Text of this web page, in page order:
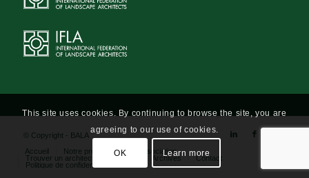
© Copyright - BALA
Accueil
Notre profession
L’association
Trouver un architecte-paysagiste
Archives
Contact
Politique de confidentialité
This site uses cookies. By continuing to browse the site, you are
agreeing to our use of cookies.
OK Learn more